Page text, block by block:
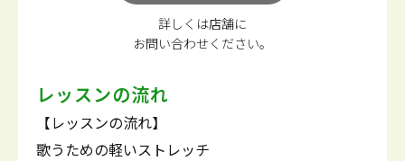
詳しくは店舗に
お問い合わせください。
レッスンの流れ
【レッスンの流れ】
歌うための軽いストレッチ